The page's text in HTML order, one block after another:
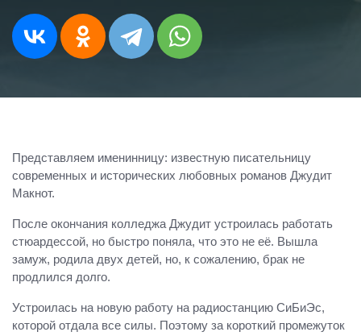
Представляем именинницу: известную писательницу
современных и исторических любовных романов Джудит
Макнот.
После окончания колледжа Джудит устроилась работать
стюардессой, но быстро поняла, что это не её. Вышла
замуж, родила двух детей, но, к сожалению, брак не
продлился долго.
Устроилась на новую работу на радиостанцию СиБиЭс,
которой отдала все силы. Поэтому за короткий промежуток